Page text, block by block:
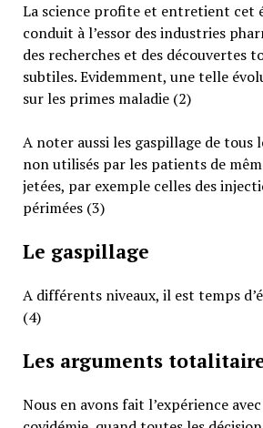
La science profite et entretient cet
conduit à l’essor des industries
des recherches et des découvertes
subtiles. Evidemment, une telle
sur les primes maladie (2)
A noter aussi les gaspillage de tous
non utilisés par les patients de
jetées, par exemple celles des
périmées (3)
Le gaspillage
A différents niveaux, il est temps
(4)
Les arguments
Nous en avons fait l’expérience